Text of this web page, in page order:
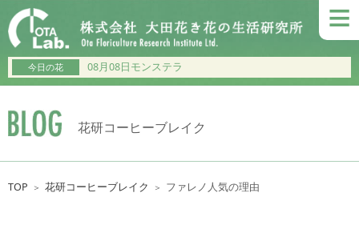
≡
今日の花 08月08日モンステラ
花研コーヒーブレイク
TOP ＞ 花研コーヒーブレイク ＞ ファレノ人気の理由